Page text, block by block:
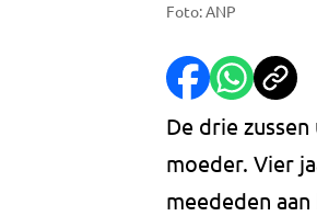
Foto: ANP
De drie
moeder. Vier
meededen